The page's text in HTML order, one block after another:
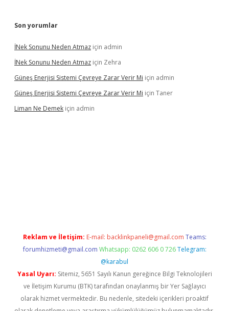
Son yorumlar
İNek Sonunu Neden Atmaz için admin
İNek Sonunu Neden Atmaz için Zehra
Güneş Enerjisi Sistemi Çevreye Zarar Verir Mi için admin
Güneş Enerjisi Sistemi Çevreye Zarar Verir Mi için Taner
Liman Ne Demek için admin
Reklam ve İletişim: E-mail: backlinkpaneli@gmail.com Teams:
forumhizmeti@gmail.com Whatsapp: 0262 606 0 726 Telegram:
@karabul
Yasal Uyarı: Sitemiz, 5651 Sayılı Kanun gereğince Bilgi Teknolojileri
ve İletişim Kurumu (BTK) tarafından onaylanmış bir Yer Sağlayıcı
olarak hizmet vermektedir. Bu nedenle, sitedeki içerikleri proaktif